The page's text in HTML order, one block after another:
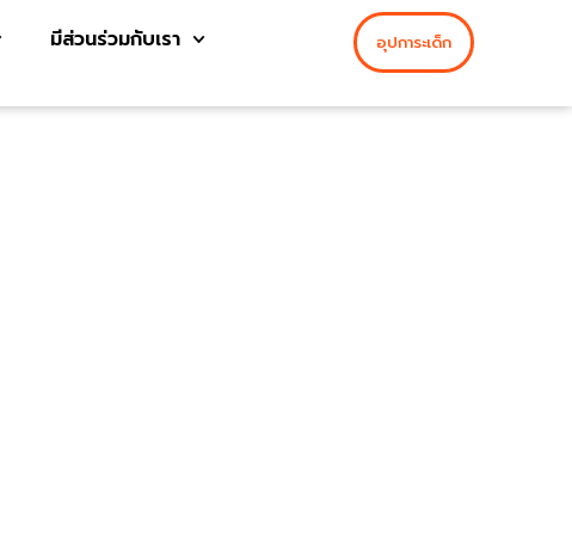
มีส่วนร่วมกับเรา อุปการะเด็ก